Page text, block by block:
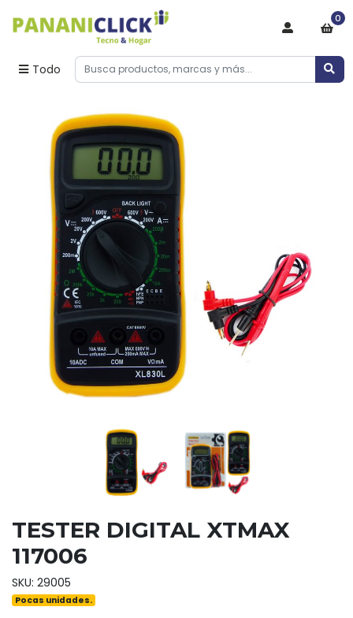
Todo
0
TESTER DIGITAL XTMAX
117006
SKU: 29005
Pocas unidades.